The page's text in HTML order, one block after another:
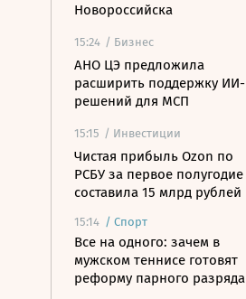
Новороссийска
15:24 / Бизнес
АНО ЦЭ предложила
расширить поддержку ИИ-
решений для МСП
15:15 / Инвестиции
Чистая прибыль Ozon по
РСБУ за первое полугодие
составила 15 млрд рублей
15:14 / Спорт
Все на одного: зачем в
мужском теннисе готовят
реформу парного разряда